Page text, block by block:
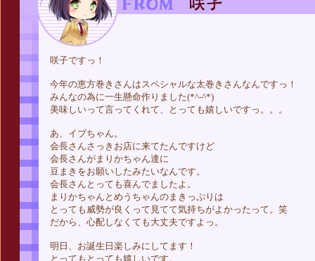
咲子ですっ！
今年の恵方巻きさんはスペシャルな太巻きさんなんですっ！
みんなの為に一生懸命作りました(*^-^*)
美味しいって言ってくれて、とっても嬉しいですっ。。。
あ、イブちゃん。
会長さんさっきお店に来てたんですけど
会長さんがまりかちゃん達に
豆まきをお願いしたみたいなんです。
会長さんとっても喜んでましたよ。
まりかちゃんとめうちゃんのまきっぷりは
とっても威勢が良くって見てて気持ちがよかったって。笑
だから、心配しなくても大丈夫ですよっ。
明日、お誕生日楽しみにしてます！
とってもとっても嬉しいです。